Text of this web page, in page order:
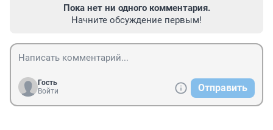
Пока нет ни одного комментария.
Начните обсуждение первым!
Гость
Войти
Отправить